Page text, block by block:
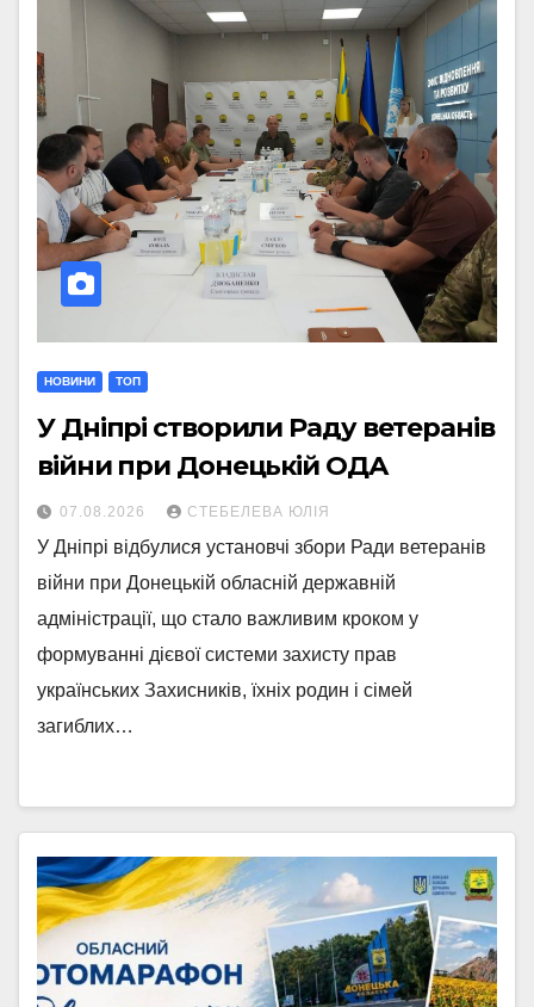
НОВИНИ ТОП
У Дніпрі створили Раду ветеранів
війни при Донецькій ОДА
07.08.2026 СТЕБЕЛЕВА ЮЛІЯ
У Дніпрі відбулися установчі збори Ради ветеранів
війни при Донецькій обласній державній
адміністрації, що стало важливим кроком у
формуванні дієвої системи захисту прав
українських Захисників, їхніх родин і сімей
загиблих…